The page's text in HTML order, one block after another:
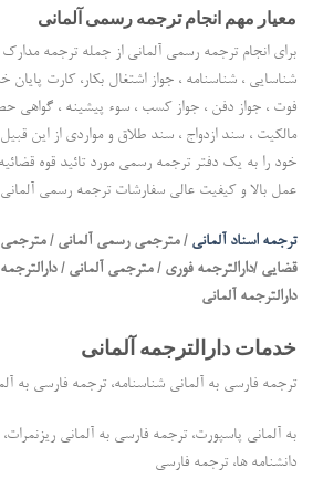
معیار مهم انجام ترجمه رسمی آلمانی
برای انجام ترجمه رسمی آلمانی از جمله ترجمه
شناسایی ، شناسنامه ، جواز اشتغال بکار، کارت
فوت ، جواز دفن ، جواز کسب ، سوء پیشینه ، گواهی
مالکیت ، سند ازدواج ، سند طلاق و مواردی از این
خود را به یک دفتر ترجمه رسمی مورد تائید قوه
عمل بالا و کیفیت عالی سفارشات ترجمه رسمی آلمانی
ترجمه اسناد آلمانی / مترجمی رسمی آلمانی / مترجمی
قضایی /دارالترجمه فوری / مترجمی آلمانی /
دارالترجمه آلمانی
خدمات دارالترجمه آلمانی
ترجمه فارسی به آلمانی شناسنامه، ترجمه فارسی به
به آلمانی پاسپورت، ترجمه فارسی به آلمانی
دانشنامه ها، ترجمه فارسی